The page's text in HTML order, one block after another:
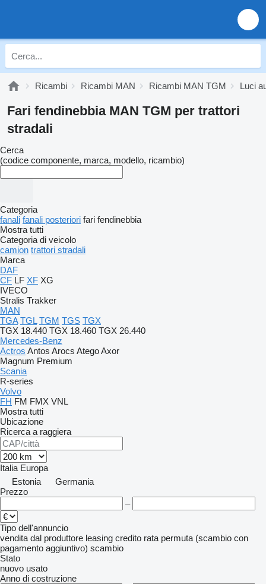
Ricambi Ricambi MAN Ricambi MAN TGM Luci
Fari fendinebbia MAN TGM per trattori
stradali
Cerca
(codice componente, marca, modello, ricambio)
Categoria
fanali fanali posteriori fari fendinebbia
Mostra tutti
Categoria di veicolo
camion trattori stradali
Marca
DAF
CF LF XF XG
IVECO
Stralis Trakker
MAN
TGA TGL TGM TGS TGX
TGX 18.440 TGX 18.460 TGX 26.440
Mercedes-Benz
Actros Antos Arocs AtegoAxor
Magnum Premium
Scania
R-series
Volvo
FH FM FMX VNL
Mostra tutti
Ubicazione
Ricerca a raggiera
Italia Europa
Estonia
Germania
Prezzo
–
Tipo dell'annuncio
vendita dal produttore leasing credito rata permuta (scambio con
pagamento aggiuntivo) scambio
Stato
nuovo usato
Anno di costruzione